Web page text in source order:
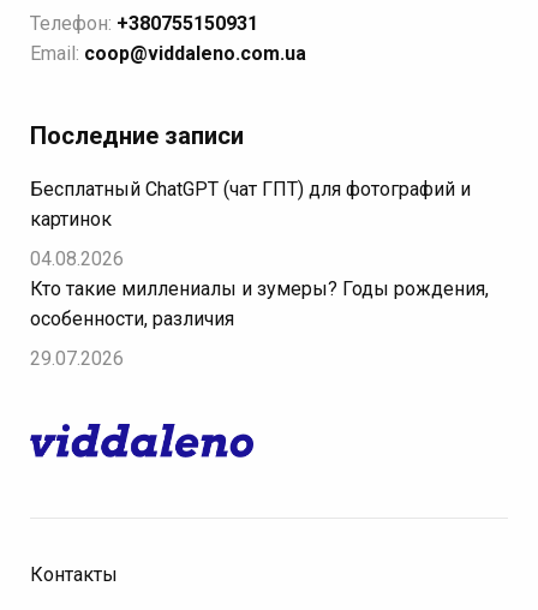
Телефон: +380755150931
Email: coop@viddaleno.com.ua
Последние записи
Бесплатный ChatGPT (чат ГПТ) для фотографий и
картинок
04.08.2026
Кто такие миллениалы и зумеры? Годы рождения,
особенности, различия
29.07.2026
Контакты